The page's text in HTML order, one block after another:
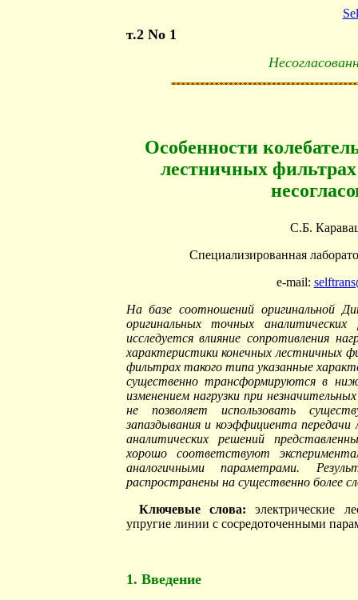
т.2 No 1
Особенности
лестничных
С.Б.
Специализированная
e-mail:
На базе соотношений оригинальной
оригинальных точных аналитических
исследуется влияние сопротивления
характеристики конечных лестничных
фильтрах такого типа указанные
существенно трансформируются в
изменением нагрузки при
не позволяет использовать
запаздывания и коэффициента
аналитических решений
хорошо соответствуют
аналогичными параметрами.
распространены на существенно более
Ключевые слова:электрические
упругие линии с сосредоточенными
1. Введение